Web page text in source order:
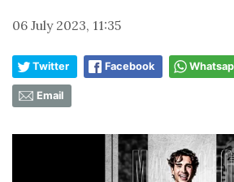
06 July 2023, 11:35
Twitter Facebook
Email